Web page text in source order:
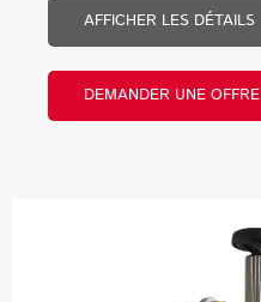
AFFICHER LES DÉTAILS
DEMANDER UNE OFFRE